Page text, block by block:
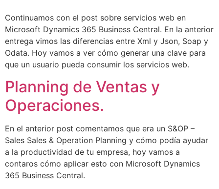
Continuamos con el post sobre servicios web en
Microsoft Dynamics 365 Business Central. En la anterior
entrega vimos las diferencias entre Xml y Json, Soap y
Odata. Hoy vamos a ver cómo generar una clave para
que un usuario pueda consumir los servicios web.
Planning de Ventas y
Operaciones.
En el anterior post comentamos que era un S&OP –
Sales Sales & Operation Planning y cómo podía ayudar
a la productividad de tu empresa, hoy vamos a
contaros cómo aplicar esto con Microsoft Dynamics
365 Business Central.